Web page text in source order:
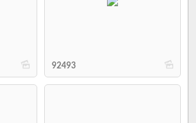
b b
92493